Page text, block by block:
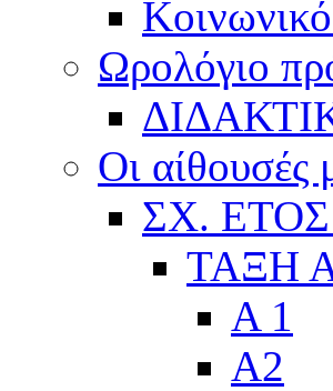
Ωρολόγιο
Οι αίθουσές
ΣΧ. ΕΤΟΣ
ΤΑΞΗ
Α 1
Α2